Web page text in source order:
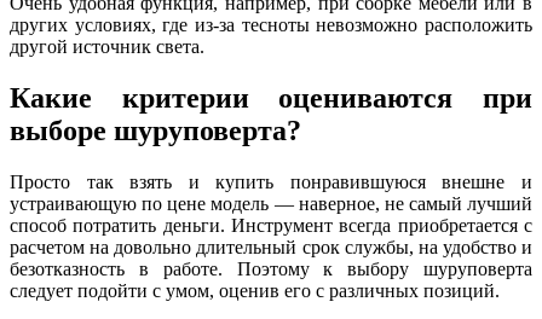
других условиях, где из-за тесноты невозможно расположить
другой источник света.
Какие критерии оцениваются при
выборе шуруповерта?
Просто так взять и купить понравившуюся внешне и
устраивающую по цене модель — наверное, не самый лучший
способ потратить деньги. Инструмент всегда приобретается с
расчетом на довольно длительный срок службы, на удобство и
безотказность в работе. Поэтому к выбору шуруповерта
следует подойти с умом, оценив его с различных позиций.